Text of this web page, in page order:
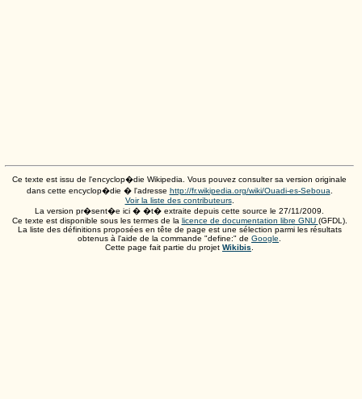
Ce texte est issu de l'encyclop�die Wikipedia. Vous pouvez consulter sa version originale
dans cette encyclop�die � l'adresse http://fr.wikipedia.org/wiki/Ouadi-es-Seboua
Voir la liste des contributeurs.
La version pr�sent�e ici � �t� extraite depuis cette source le 27/11/2009
Ce texte est disponible sous les termes de la licence de documentation libre GNU (GFDL).
La liste des définitions proposées en tête de page est une sélection parmi les résultats
obtenus à l'aide de la commande "define:" de Google
Cette page fait partie du projet Wikibis